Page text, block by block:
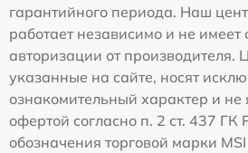
гарантийного периода. Наш
работает независимо и не
авторизации от производителя.
указанные на сайте, носят
ознакомительный характер и не
офертой согласно п. 2 ст. 437
обозначения торговой марки